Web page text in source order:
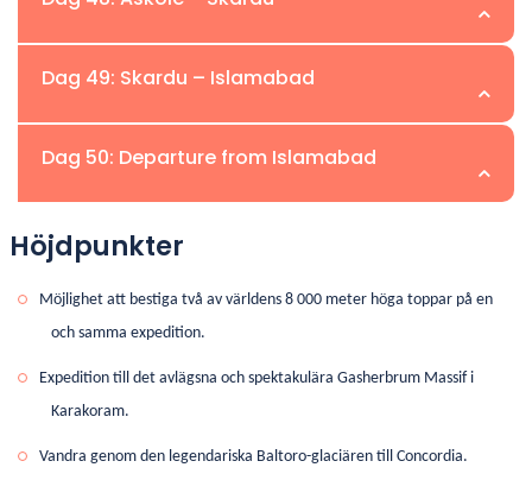
Övernattning:
Övernattning:
Övernattning:
Dag 49: Skardu – Islamabad
och expeditionens genomgång.
Dag 50: Departure from Islamabad
Höjdpunkter
Möjlighet att bestiga två av världens 8 000 meter höga toppar på en
och samma expedition.
Expedition till det avlägsna och spektakulära Gasherbrum Massif i
Karakoram.
Vandra genom den legendariska Baltoro-glaciären till Concordia.